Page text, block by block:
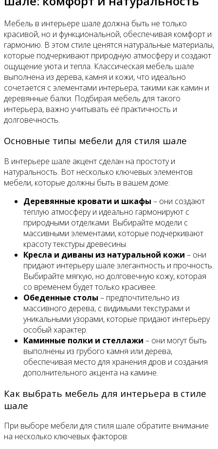
Мебель в интерьере шале должна быть не только
красивой, но и функциональной, обеспечивая комфорт и
гармонию. В этом стиле ценятся натуральные материалы,
которые подчеркивают природную атмосферу и создают
ощущение уюта и тепла. Классическая мебель шале
выполнена из дерева, камня и кожи, что идеально
сочетается с элементами интерьера, такими как камин и
деревянные балки. Подбирая мебель для такого
интерьера, важно учитывать её практичность и
долговечность.
Основные типы мебели для стиля шале
В интерьере шале акцент сделан на простоту и
натуральность. Вот несколько ключевых элементов
мебели, которые должны быть в вашем доме:
Деревянные кровати и шкафы – они создают
тёплую атмосферу и идеально гармонируют с
природными отделками. Выбирайте модели с
массивными элементами, которые подчеркивают
красоту текстуры древесины.
Кресла и диваны из натуральной кожи – они
придают интерьеру шале элегантность и прочность.
Выбирайте мягкую, но долговечную кожу, которая
со временем будет только красивее.
Обеденные столы – предпочтительно из
массивного дерева, с видимыми текстурами и
уникальными узорами, которые придают интерьеру
особый характер.
Каминные полки и стеллажи – они могут быть
выполнены из грубого камня или дерева,
обеспечивая место для хранения дров и создания
дополнительного акцента на камине.
Как выбрать мебель для интерьера в стиле
шале
При выборе мебели для стиля шале обратите внимание
на несколько ключевых факторов: